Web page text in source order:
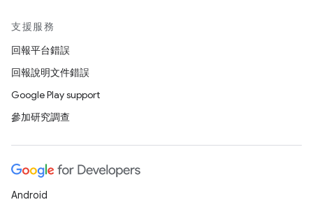
支援服務
回報平台錯誤
回報說明文件錯誤
Google Play support
參加研究調查
Android